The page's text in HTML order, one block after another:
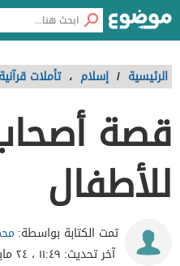
الرئيسية / إسلام ، تأملات قرآنية
قصة
للأطفال
تمت الكتابة بواسطة:
آخر تحديث: ١١:٤٩ ، ٢٤ مايو ٢٠٢٢